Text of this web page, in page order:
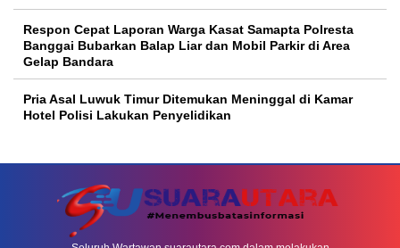
Respon Cepat Laporan Warga Kasat Samapta Polresta
Banggai Bubarkan Balap Liar dan Mobil Parkir di Area
Gelap Bandara
Pria Asal Luwuk Timur Ditemukan Meninggal di Kamar
Hotel Polisi Lakukan Penyelidikan